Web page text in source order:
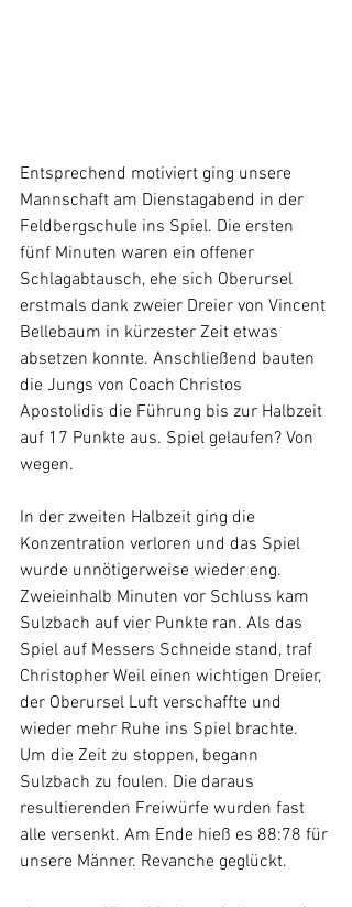
Entsprechend motiviert ging unsere
Mannschaft am Dienstagabend in der
Feldbergschule ins Spiel. Die ersten
fünf Minuten waren ein offener
Schlagabtausch, ehe sich Oberursel
erstmals dank zweier Dreier von Vincent
Bellebaum in kürzester Zeit etwas
absetzen konnte. Anschließend bauten
die Jungs von Coach Christos
Apostolidis die Führung bis zur Halbzeit
auf 17 Punkte aus. Spiel gelaufen? Von
wegen.
In der zweiten Halbzeit ging die
Konzentration verloren und das Spiel
wurde unnötigerweise wieder eng.
Zweieinhalb Minuten vor Schluss kam
Sulzbach auf vier Punkte ran. Als das
Spiel auf Messers Schneide stand, traf
Christopher Weil einen wichtigen Dreier,
der Oberursel Luft verschaffte und
wieder mehr Ruhe ins Spiel brachte.
Um die Zeit zu stoppen, begann
Sulzbach zu foulen. Die daraus
resultierenden Freiwürfe wurden fast
alle versenkt. Am Ende hieß es 88:78 für
unsere Männer. Revanche geglückt.